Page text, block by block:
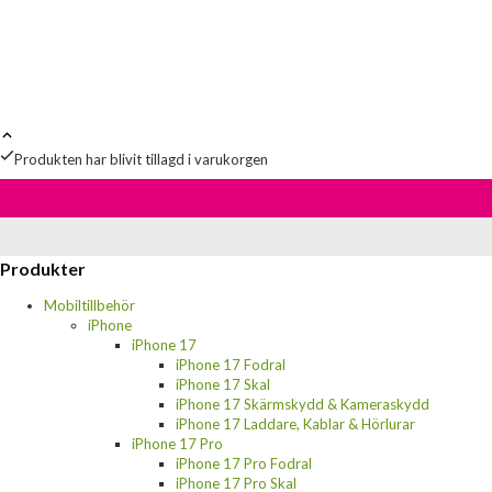
Produkten har blivit tillagd i varukorgen
Produkter
Mobiltillbehör
iPhone
iPhone 17
iPhone 17 Fodral
iPhone 17 Skal
iPhone 17 Skärmskydd & Kameraskydd
iPhone 17 Laddare, Kablar & Hörlurar
iPhone 17 Pro
iPhone 17 Pro Fodral
iPhone 17 Pro Skal